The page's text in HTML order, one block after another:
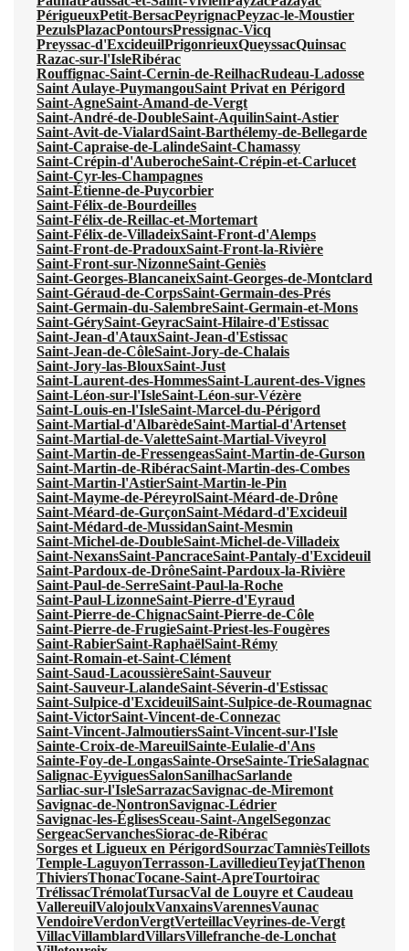
PérigueuxPetit-BersacPeyrignacPeyzac-le-Moustier
PezulsPlazacPontoursPressignac-Vicq
Preyssac-d'ExcideuilPrigonrieuxQueyssacQuinsac
Razac-sur-l'IsleRibérac
Rouffignac-Saint-Cernin-de-ReilhacRudeau-Ladosse
Saint Aulaye-PuymangouSaint Privat en Périgord
Saint-AgneSaint-Amand-de-Vergt
Saint-André-de-DoubleSaint-AquilinSaint-Astier
Saint-Avit-de-VialardSaint-Barthélemy-de-Bellegarde
Saint-Capraise-de-LalindeSaint-Chamassy
Saint-Crépin-d'AuberocheSaint-Crépin-et-Carlucet
Saint-Cyr-les-Champagnes
Saint-Étienne-de-Puycorbier
Saint-Félix-de-Bourdeilles
Saint-Félix-de-Reillac-et-Mortemart
Saint-Félix-de-VilladeixSaint-Front-d'Alemps
Saint-Front-de-PradouxSaint-Front-la-Rivière
Saint-Front-sur-NizonneSaint-Geniès
Saint-Georges-BlancaneixSaint-Georges-de-Montclard
Saint-Géraud-de-CorpsSaint-Germain-des-Prés
Saint-Germain-du-SalembreSaint-Germain-et-Mons
Saint-GérySaint-GeyracSaint-Hilaire-d'Estissac
Saint-Jean-d'AtauxSaint-Jean-d'Estissac
Saint-Jean-de-CôleSaint-Jory-de-Chalais
Saint-Jory-las-BlouxSaint-Just
Saint-Laurent-des-HommesSaint-Laurent-des-Vignes
Saint-Léon-sur-l'IsleSaint-Léon-sur-Vézère
Saint-Louis-en-l'IsleSaint-Marcel-du-Périgord
Saint-Martial-d'AlbarèdeSaint-Martial-d'Artenset
Saint-Martial-de-ValetteSaint-Martial-Viveyrol
Saint-Martin-de-FressengeasSaint-Martin-de-Gurson
Saint-Martin-de-RibéracSaint-Martin-des-Combes
Saint-Martin-l'AstierSaint-Martin-le-Pin
Saint-Mayme-de-PéreyrolSaint-Méard-de-Drône
Saint-Méard-de-GurçonSaint-Médard-d'Excideuil
Saint-Médard-de-MussidanSaint-Mesmin
Saint-Michel-de-DoubleSaint-Michel-de-Villadeix
Saint-NexansSaint-PancraceSaint-Pantaly-d'Excideuil
Saint-Pardoux-de-DrôneSaint-Pardoux-la-Rivière
Saint-Paul-de-SerreSaint-Paul-la-Roche
Saint-Paul-LizonneSaint-Pierre-d'Eyraud
Saint-Pierre-de-ChignacSaint-Pierre-de-Côle
Saint-Pierre-de-FrugieSaint-Priest-les-Fougères
Saint-RabierSaint-RaphaëlSaint-Rémy
Saint-Romain-et-Saint-Clément
Saint-Saud-LacoussièreSaint-Sauveur
Saint-Sauveur-LalandeSaint-Séverin-d'Estissac
Saint-Sulpice-d'ExcideuilSaint-Sulpice-de-Roumagnac
Saint-VictorSaint-Vincent-de-Connezac
Saint-Vincent-JalmoutiersSaint-Vincent-sur-l'Isle
Sainte-Croix-de-MareuilSainte-Eulalie-d'Ans
Sainte-Foy-de-LongasSainte-OrseSainte-TrieSalagnac
Salignac-EyviguesSalonSanilhacSarlande
Sarliac-sur-l'IsleSarrazacSavignac-de-Miremont
Savignac-de-NontronSavignac-Lédrier
Savignac-les-ÉglisesSceau-Saint-AngelSegonzac
SergeacServanchesSiorac-de-Ribérac
Sorges et Ligueux en PérigordSourzacTamnièsTeillots
Temple-LaguyonTerrasson-LavilledieuTeyjatThenon
ThiviersThonacTocane-Saint-ApreTourtoirac
TrélissacTrémolatTursacVal de Louyre et Caudeau
VallereuilValojoulxVanxainsVarennesVaunac
VendoireVerdonVergtVerteillacVeyrines-de-Vergt
VillacVillamblardVillarsVillefranche-de-Lonchat